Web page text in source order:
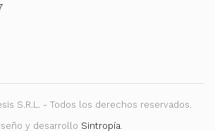
S.R.L. - Todos los derechos reservados.
y desarrollo Sintropía